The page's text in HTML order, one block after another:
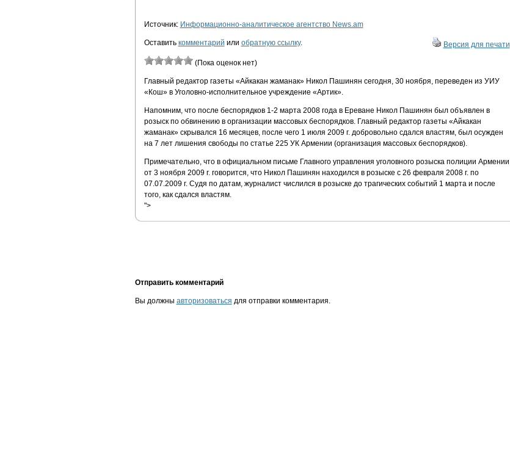
Источник: Информационно-аналитическое агентство News.am
Оставить комментарий или обратную ссылку. Версия для печати
(Пока оценок нет)
Главный редактор газеты «Айкакан жаманак» Никол Пашинян сегодня, 30 ноября, переведен из УИУ
«Кош» в Уголовно-исполнительное учреждение «Артик».
Напомним, что после беспорядков 1-2 марта 2008 года в Ереване Никол Пашинян был объявлен в
розыск по обвинению в организации массовых беспорядков. Главный редактор газеты «Айкакан
жаманак» скрывался 16 месяцев, после чего 1 июля 2009 г. добровольно сдался властям, был осужден
на 7 лет лишения свободы по статье 225 УК Армении (организация массовых беспорядков).
Примечательно, что в официальном письме Главного управления уголовного розыска полиции Армении
от 3 ноября 2009 г. говорится, что Никол Пашинян находился в розыске с 26 февраля 2008 г. по
07.07.2009 г. Судя по датам, журналист числился в розыске до трагических событий 1 марта и после
того, как сдался властям.
">
Отправить комментарий
Вы должны авторизоваться для отправки комментария.